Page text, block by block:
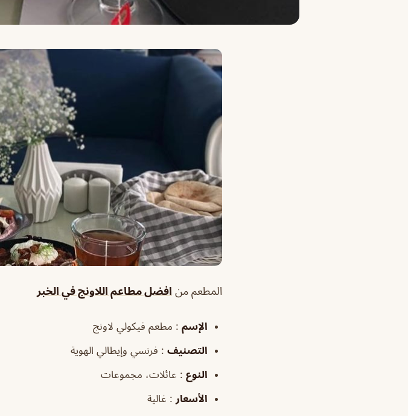
المطعم من افضل مطاعم اللاونج في الخبر
الإسم : مطعم فيكولي لاونج
التصنيف : فرنسي وإيطالي الهوية
النوع : عائلات، مجموعات
الأسعار : غالية